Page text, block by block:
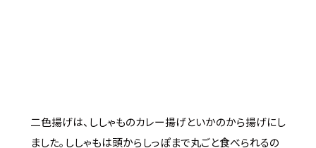
二色揚げは、ししゃものカレー揚げといかのから揚げにし
ました。ししゃもは頭からしっぽまで丸ごと食べられるの